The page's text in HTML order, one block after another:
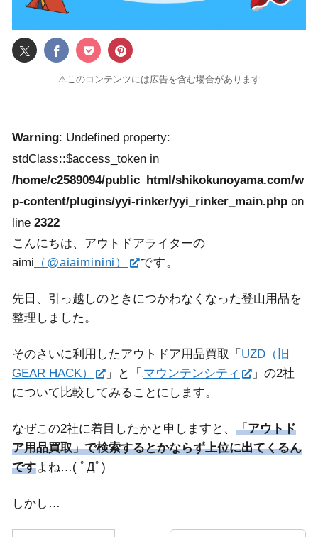
⚠このコンテンツには広告を含む場合があります
Warning: Undefined property:
stdClass::$access_token in
/home/c2589094/public_html/shikokunoyama.com/w
p-content/plugins/yyi-rinker/yyi_rinker_main.php on
line 2322
こんにちは、アウトドアライターの
aimi （@aiaiminini） です。
先日、引っ越しのときにつかわなくなった登山用品を
整理しました。
そのさいに利用したアウトドア用品買取「 UZD（旧
GEAR HACK）
」と「 マウンテンシティ
」の2社
について比較してみることにします。
なぜこの2社に着目したかと申しますと、 「アウトド
ア用品買取」で検索するとかならず上位に出てくるん
ですよね…( ﾟДﾟ)
しかし…